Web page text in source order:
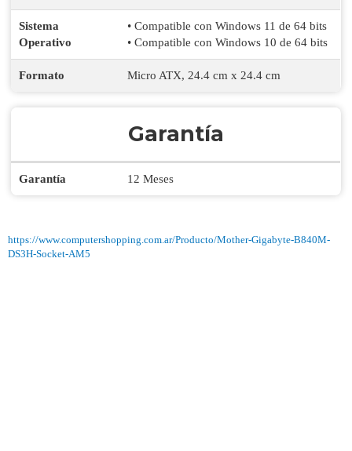
Sistema
Operativo
• Compatible con Windows 11 de 64 bits
• Compatible con Windows 10 de 64 bits
Formato Micro ATX, 24.4 cm x 24.4 cm
Garantía
Garantía 12 Meses
https://www.computershopping.com.ar/Producto/Mother-Gigabyte-B840M-
DS3H-Socket-AM5